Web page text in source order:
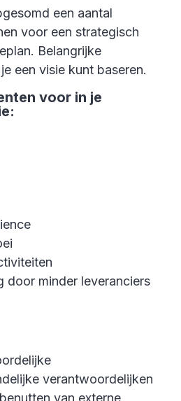
een aantal
voor een strategisch
Belangrijke
een visie kunt baseren.
voor in je
door minder leveranciers
verantwoordelijken
van externe